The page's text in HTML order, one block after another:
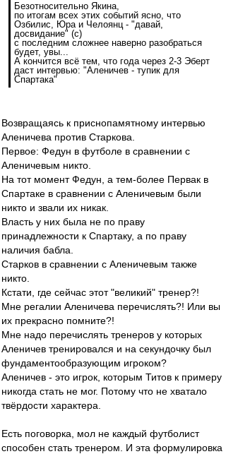
Безотносительно Якина,
по итогам всех этих событий ясно, что
Озбилис, Юра и Челоянц - "давай,
досвидание" (с)
с последним сложнее наверно разобраться
будет, увы...
А кончится всё тем, что года через 2-3 Эберт
даст интервью: "Аленичев - тупик для
Спартака"
Возвращаясь к приснопамятному интервью
Аленичева против Старкова.
Первое: Федун в футболе в сравнении с
Аленичевым никто.
На тот момент Федун, а тем-более Первак в
Спартаке в сравнении с Аленичевым были
никто и звали их никак.
Власть у них была не по праву
принадлежности к Спартаку, а по праву
наличия бабла.
Старков в сравнении с Аленичевым также
никто.
Кстати, где сейчас этот "великий" тренер?!
Мне регалии Аленичева перечислять?! Или вы
их прекрасно помните?!
Мне надо перечислять тренеров у которых
Аленичев тренировался и на секундочку был
фундаментообразующим игроком?
Аленичев - это игрок, которым Титов к примеру
никогда стать не мог. Потому что не хватало
твёрдости характера.
Есть поговорка, мол не каждый футболист
способен стать тренером. И эта формулировка